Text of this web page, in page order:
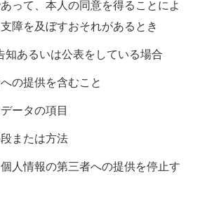
って、本人の同意を得ることによ
障を及ぼすおそれがあるとき
知あるいは公表をしている場合
の提供を含むこと
ータの項目
または方法
人情報の第三者への提供を停止す